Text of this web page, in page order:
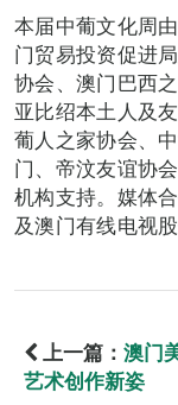
本届中葡文化周
门贸易投资促进
协会、澳门巴西
亚比绍本土人及
葡人之家协会、
门、帝汶友谊协
机构支持。媒体
及澳门有线电视
上一篇： 澳门
艺术创作新姿